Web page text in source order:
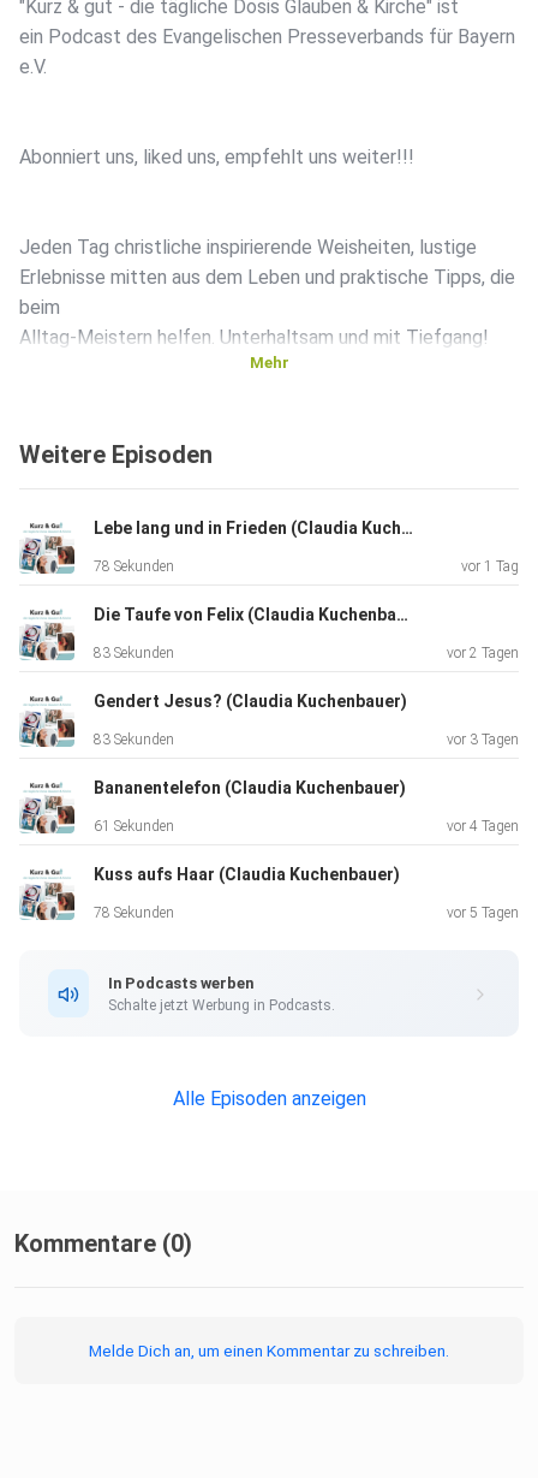
"Kurz & gut - die tägliche Dosis Glauben & Kirche" ist
ein Podcast des Evangelischen Presseverbands für Bayern
e.V.
Abonniert uns, liked uns, empfehlt uns weiter!!!
Jeden Tag christliche inspirierende Weisheiten, lustige
Erlebnisse mitten aus dem Leben und praktische Tipps, die
beim
Alltag-Meistern helfen. Unterhaltsam und mit Tiefgang!
Unsere allgemeinen Datenschutzrichtlinien finden Sie unter
https://art19.com/privacy. Die Datenschutzrichtlinien für
Mehr
Weitere Episoden
Lebe lang und in Frieden (Claudia Kuchenbauer)
78 Sekunden vor 1 Tag
Die Taufe von Felix (Claudia Kuchenbauer)
83 Sekunden vor 2 Tagen
Gendert Jesus? (Claudia Kuchenbauer)
83 Sekunden vor 3 Tagen
Bananentelefon (Claudia Kuchenbauer)
61 Sekunden vor 4 Tagen
Kuss aufs Haar (Claudia Kuchenbauer)
78 Sekunden vor 5 Tagen
In Podcasts werben
Schalte jetzt Werbung in Podcasts.
Alle Episoden anzeigen
Kommentare (0)
Melde Dich an, um einen Kommentar zu schreiben.